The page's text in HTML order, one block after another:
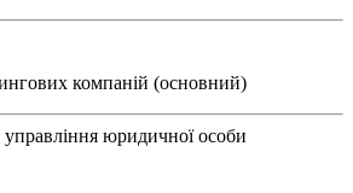
компаній (основний)
юридичної особи